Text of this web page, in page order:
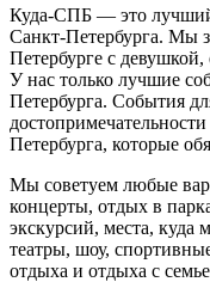
Куда-СПБ — это
Санкт-Петербурга. Мы
Петербурге с
У нас только лучшие
Петербурга. События
Петербурга, которые
Мы советуем любые
концерты, отдых в
экскурсий, места, куда
театры, шоу,
отдыха и отдыха с